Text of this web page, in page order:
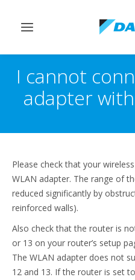
Переключить
I cannot
adapter
Please check that your
WLAN adapter. The range of
reduced significantly by
reinforced walls).
Also check that the router is
or 13 on your router’s setup
The WLAN adapter does not
12 and 13. If the router is set